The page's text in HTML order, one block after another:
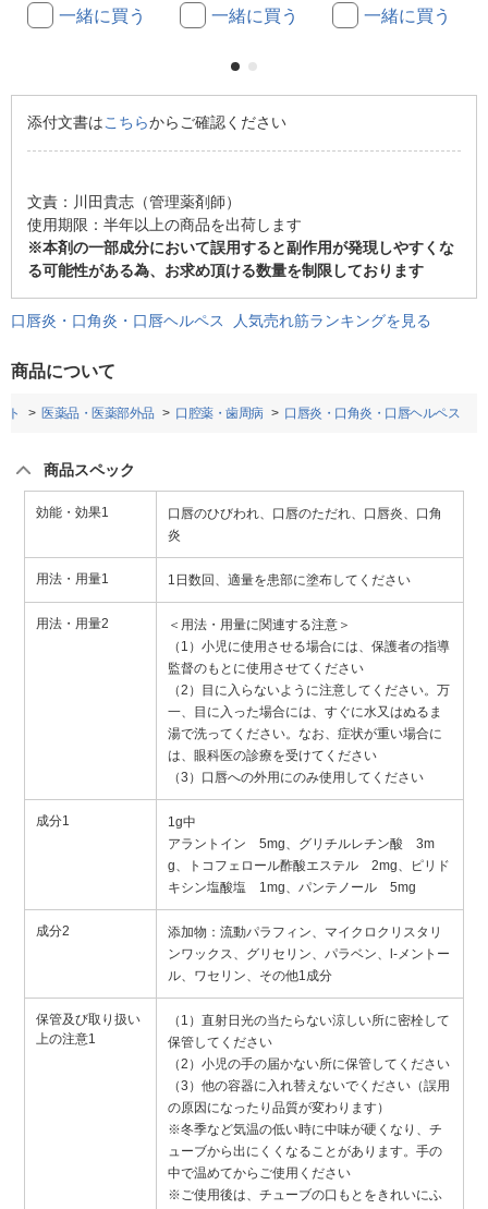
一緒に買う 一緒に買う 一緒に買う
添付文書はこちらからご確認ください
文責：川田貴志（管理薬剤師）
使用期限：半年以上の商品を出荷します
※本剤の一部成分において誤用すると副作用が発現しやすくな
る可能性がある為、お求め頂ける数量を制限しております
口唇炎・口角炎・口唇ヘルペス 人気売れ筋ランキングを見る
商品について
ト 医薬品・医薬部外品 口腔薬・歯周病 口唇炎・口角炎・口唇ヘルペス
商品スペック
効能・効果1
口唇のひびわれ、口唇のただれ、口唇炎、口角
炎
用法・用量1 1日数回、適量を患部に塗布してください
用法・用量2
＜用法・用量に関連する注意＞
（1）小児に使用させる場合には、保護者の指導
監督のもとに使用させてください
（2）目に入らないように注意してください。万
一、目に入った場合には、すぐに水又はぬるま
湯で洗ってください。なお、症状が重い場合に
は、眼科医の診療を受けてください
（3）口唇への外用にのみ使用してください
成分1
1g中
アラントイン 5mg、グリチルレチン酸 3m
g、トコフェロール酢酸エステル 2mg、ピリド
キシン塩酸塩 1mg、パンテノール 5mg
成分2
添加物：流動パラフィン、マイクロクリスタリ
ンワックス、グリセリン、パラベン、l-メントー
ル、ワセリン、その他1成分
保管及び取り扱い
上の注意1
（1）直射日光の当たらない涼しい所に密栓して
保管してください
（2）小児の手の届かない所に保管してください
（3）他の容器に入れ替えないでください（誤用
の原因になったり品質が変わります）
※冬季など気温の低い時に中味が硬くなり、チ
ューブから出にくくなることがあります。手の
中で温めてからご使用ください
※ご使用後は、チューブの口もとをきれいにふ